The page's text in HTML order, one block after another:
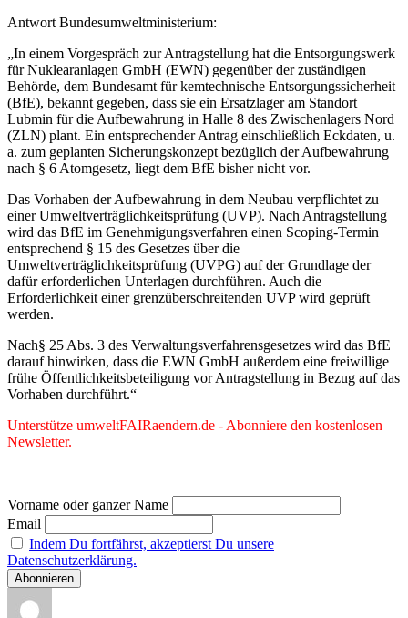
Antwort Bundesumweltministerium:
„In einem Vorgespräch zur Antragstellung hat die Entsorgungswerk
für Nuklearanlagen GmbH (EWN) gegenüber der zuständigen
Behörde, dem Bundesamt für kemtechnische Entsorgungssicherheit
(BfE), bekannt gegeben, dass sie ein Ersatzlager am Standort
Lubmin für die Aufbewahrung in Halle 8 des Zwischenlagers Nord
(ZLN) plant. Ein entsprechender Antrag einschließlich Eckdaten, u.
a. zum geplanten Sicherungskonzept bezüglich der Aufbewahrung
nach § 6 Atomgesetz, liegt dem BfE bisher nicht vor.
Das Vorhaben der Aufbewahrung in dem Neubau verpflichtet zu
einer Umweltverträglichkeitsprüfung (UVP). Nach Antragstellung
wird das BfE im Genehmigungsverfahren einen Scoping-Termin
entsprechend § 15 des Gesetzes über die
Umweltverträglichkeitsprüfung (UVPG) auf der Grundlage der
dafür erforderlichen Unterlagen durchführen. Auch die
Erforderlichkeit einer grenzüberschreitenden UVP wird geprüft
werden.
Nach§ 25 Abs. 3 des Verwaltungsverfahrensgesetzes wird das BfE
darauf hinwirken, dass die EWN GmbH außerdem eine freiwillige
frühe Öffentlichkeitsbeteiligung vor Antragstellung in Bezug auf das
Vorhaben durchführt.“
Unterstütze umweltFAIRaendern.de - Abonniere den kostenlosen
Newsletter.
Vorname oder ganzer Name
Email
Indem Du fortfährst, akzeptierst Du unsere
Datenschutzerklärung.